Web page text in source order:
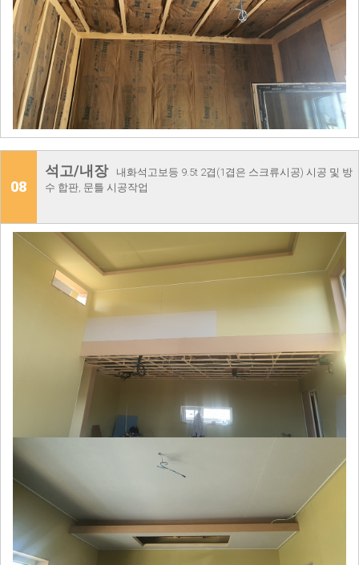
08
석고/내장
내화석고보등 9.5t 2겹(1겹은 스크류시공) 시공 및 방
수 합판, 문틀 시공작업